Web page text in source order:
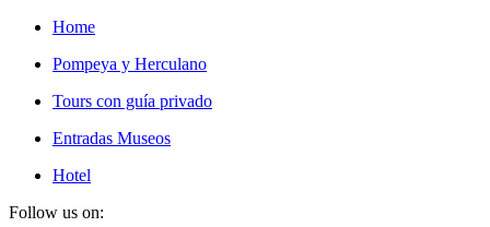
Home
Pompeya y Herculano
Tours con guía privado
Entradas Museos
Hotel
Follow us on: